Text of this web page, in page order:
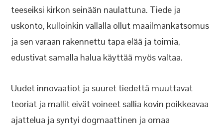
teeseiksi kirkon seinään naulattuna. Tiede ja
uskonto, kulloinkin vallalla ollut maailmankatsomus
ja sen varaan rakennettu tapa elää ja toimia,
edustivat samalla halua käyttää myös valtaa.
Uudet innovaatiot ja suuret tiedettä muuttavat
teoriat ja mallit eivät voineet sallia kovin poikkeavaa
ajattelua ja syntyi dogmaattinen ja omaa